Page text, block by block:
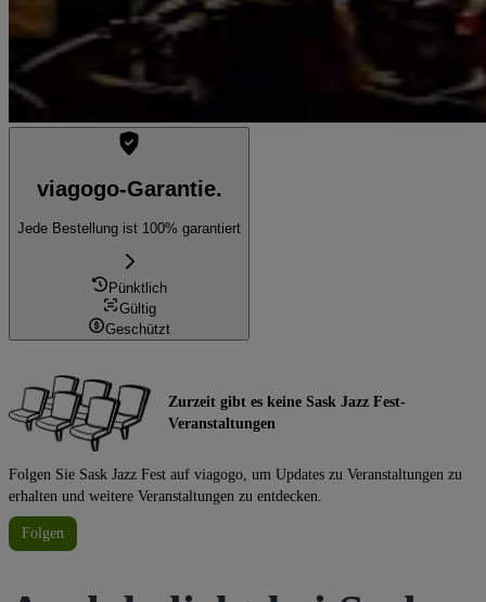
viagogo-Garantie.
Jede Bestellung ist 100% garantiert
Pünktlich
Gültig
Geschützt
Zurzeit gibt es keine Sask Jazz Fest-
Veranstaltungen
Folgen Sie Sask Jazz Fest auf viagogo, um Updates zu Veranstaltungen zu
erhalten und weitere Veranstaltungen zu entdecken.
Folgen